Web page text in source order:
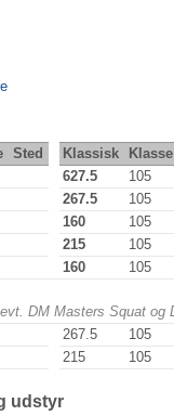
Sted Klassisk
Klasse
627.5
105
267.5
105
160
105
215
105
160 105
DM Masters Squat
267.5
105
215 105
udstyr